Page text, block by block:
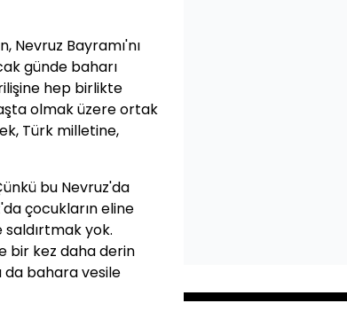
Nevruz Bayramı'nı
günde baharı
hep birlikte
olmak üzere ortak
Türk milletine,
bu Nevruz'da
çocukların eline
yok.
bir kez daha derin
da bahara vesile